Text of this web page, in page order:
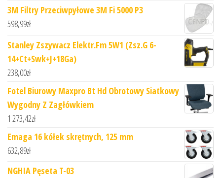
3M Filtry Przeciwpyłowe 3M Fi 5000 P3
598,99zł
Stanley Zszywacz Elektr.Fm 5W1 (Zsz.G 6-
14+Ct+Swk+J+18Ga)
238,00zł
Fotel Biurowy Maxpro Bt Hd Obrotowy Siatkowy
Wygodny Z Zagłówkiem
1 273,42zł
Emaga 16 kółek skrętnych, 125 mm
632,89zł
NGHIA Pęseta T-03